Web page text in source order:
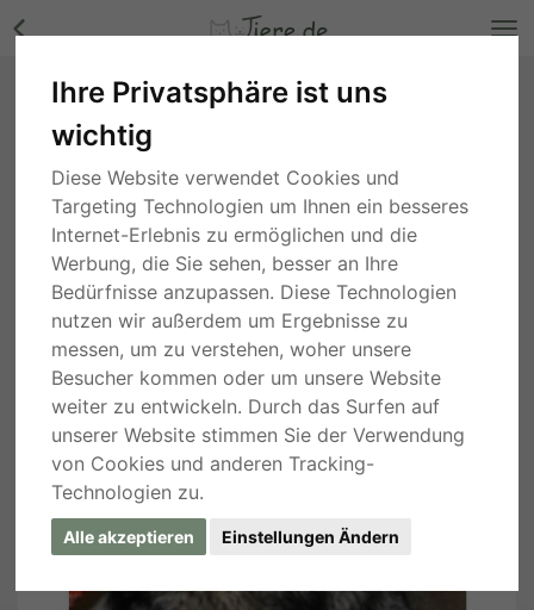
Ihre Privatsphäre ist uns
wichtig
Diese Website verwendet Cookies und
Targeting Technologien um Ihnen ein besseres
Internet-Erlebnis zu ermöglichen und die
Werbung, die Sie sehen, besser an Ihre
Bedürfnisse anzupassen. Diese Technologien
nutzen wir außerdem um Ergebnisse zu
messen, um zu verstehen, woher unsere
Besucher kommen oder um unsere Website
weiter zu entwickeln. Durch das Surfen auf
unserer Website stimmen Sie der Verwendung
von Cookies und anderen Tracking-
Technologien zu.
Alle akzeptieren Einstellungen Ändern
Zabina, ...was mag sie erlebt haben? - Hündin
Bilder
Nordrhein-Westfalen, vor 6 Jahren